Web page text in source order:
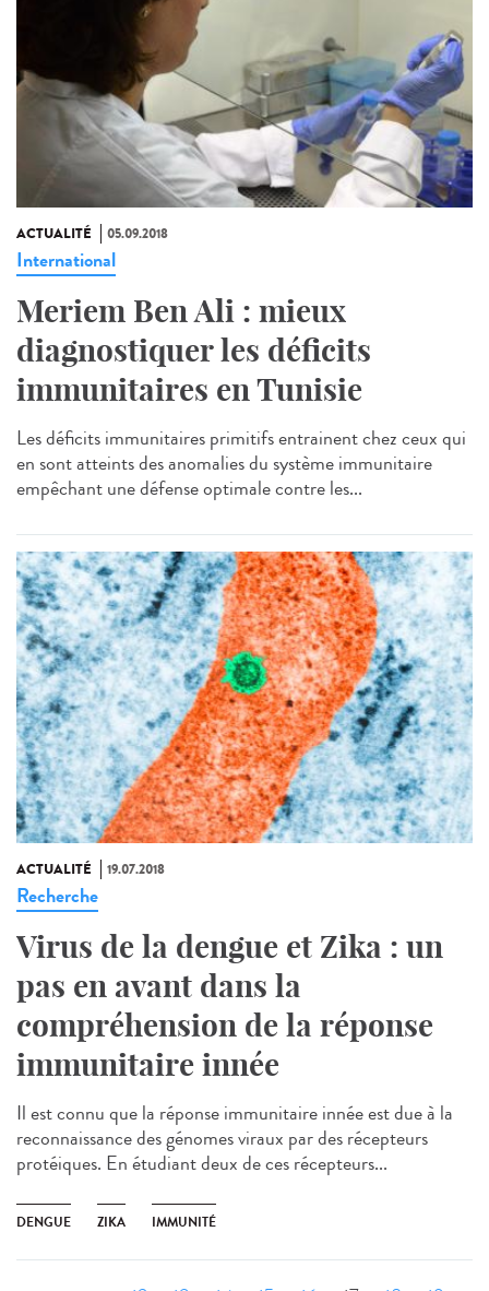
ACTUALITÉ 05.09.2018
International
Meriem Ben Ali : mieux
diagnostiquer les déficits
immunitaires en Tunisie
Les déficits immunitaires primitifs entrainent chez ceux qui
en sont atteints des anomalies du système immunitaire
empêchant une défense optimale contre les...
ACTUALITÉ 19.07.2018
Recherche
Virus de la dengue et Zika : un
pas en avant dans la
compréhension de la réponse
immunitaire innée
Il est connu que la réponse immunitaire innée est due à la
reconnaissance des génomes viraux par des récepteurs
protéiques. En étudiant deux de ces récepteurs...
DENGUE ZIKA IMMUNITÉ